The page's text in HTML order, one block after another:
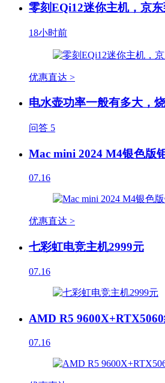
零刻EQi12迷你主机，京
18小时前
优惠直达 >
电水壶功率一般有多大，
问答 5
Mac mini 2024 M4银色版
07.16
优惠直达 >
七彩虹电竞主机2999元
07.16
AMD R5
07.16